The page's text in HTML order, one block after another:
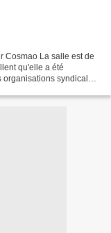
Cosmao La salle est de
qu'elle a été
syndicales.